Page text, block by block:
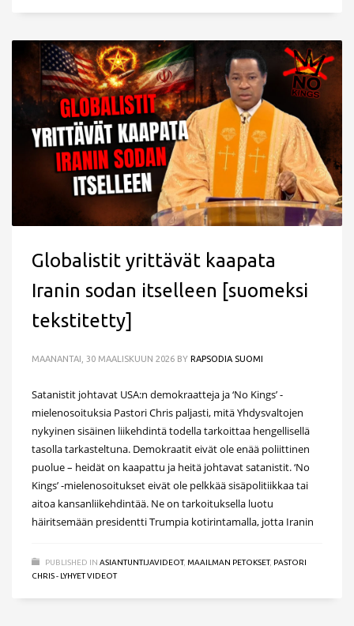
Globalistit yrittävät kaapata
Iranin sodan itselleen [suomeksi
tekstitetty]
MAANANTAI, 30 MAALISKUUN 2026 BY RAPSODIA SUOMI
Satanistit johtavat USA:n demokraatteja ja ‘No Kings’ -
mielenosoituksia Pastori Chris paljasti, mitä Yhdysvaltojen
nykyinen sisäinen liikehdintä todella tarkoittaa hengellisellä
tasolla tarkasteltuna. Demokraatit eivät ole enää poliittinen
puolue – heidät on kaapattu ja heitä johtavat satanistit. ‘No
Kings’ -mielenosoitukset eivät ole pelkkää sisäpolitiikkaa tai
aitoa kansanliikehdintää. Ne on tarkoituksella luotu
häiritsemään presidentti Trumpia kotirintamalla, jotta Iranin
PUBLISHED IN ASIANTUNTIJAVIDEOT, MAAILMAN PETOKSET, PASTORI
CHRIS - LYHYET VIDEOT